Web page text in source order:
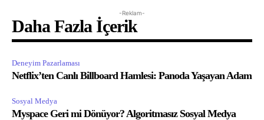
-Reklam-
Daha Fazla İçerik
Deneyim Pazarlaması
Netflix’ten Canlı Billboard Hamlesi: Panoda Yaşayan Adam
Sosyal Medya
Myspace Geri mi Dönüyor? Algoritmasız Sosyal Medya